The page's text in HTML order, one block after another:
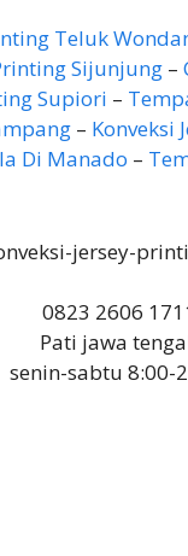
Teluk
Sijunjung –
Supiori –
– Konveksi
Di Manado –
0823 2606
Pati jawa
senin-sabtu 8:00-